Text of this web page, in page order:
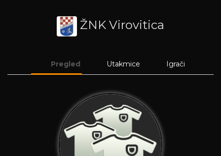
ŽNK Virovitica
Pregled Utakmice Igrači